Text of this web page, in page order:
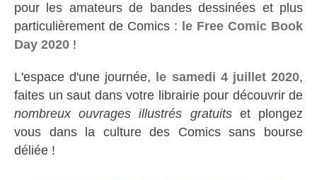
pour les amateurs de bandes dessinées et plus
particulièrement de Comics : le Free Comic Book
Day 2020 !
L'espace d'une journée, le samedi 4 juillet 2020,
faites un saut dans votre librairie pour découvrir de
nombreux ouvrages illustrés gratuitset plongez
vous dans la culture des Comics sans bourse
déliée !